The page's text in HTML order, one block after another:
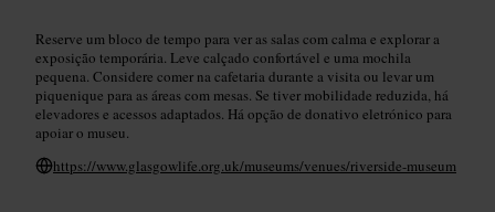
Reserve um bloco de tempo para ver as salas com calma e explorar a
exposição temporária. Leve calçado confortável e uma mochila
pequena. Considere comer na cafetaria durante a visita ou levar um
piquenique para as áreas com mesas. Se tiver mobilidade reduzida, há
elevadores e acessos adaptados. Há opção de donativo eletrónico para
apoiar o museu.
https://www.glasgowlife.org.uk/museums/venues/riverside-museum